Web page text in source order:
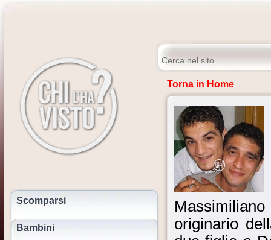
Scomparsi
Bambini
Torna in Home
originario